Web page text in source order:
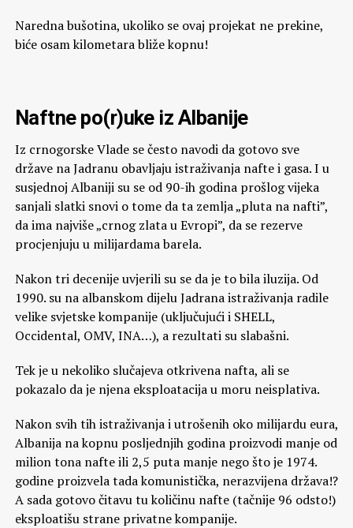
Naredna bušotina, ukoliko se ovaj projekat ne prekine,
biće osam kilometara bliže kopnu!
Naftne po(r)uke iz Albanije
Iz crnogorske Vlade se često navodi da gotovo sve
države na Jadranu obavljaju istraživanja nafte i gasa. I u
susjednoj Albaniji su se od 90-ih godina prošlog vijeka
sanjali slatki snovi o tome da ta zemlja „pluta na nafti”,
da ima najviše „crnog zlata u Evropi”, da se rezerve
procjenjuju u milijardama barela.
Nakon tri decenije uvjerili su se da je to bila iluzija. Od
1990. su na albanskom dijelu Jadrana istraživanja radile
velike svjetske kompanije (uključujući i SHELL,
Occidental, OMV, INA…), a rezultati su slabašni.
Tek je u nekoliko slučajeva otkrivena nafta, ali se
pokazalo da je njena eksploatacija u moru neisplativa.
Nakon svih tih istraživanja i utrošenih oko milijardu eura,
Albanija na kopnu posljednjih godina proizvodi manje od
milion tona nafte ili 2,5 puta manje nego što je 1974.
godine proizvela tada komunistička, nerazvijena država!?
A sada gotovo čitavu tu količinu nafte (tačnije 96 odsto!)
eksploatišu strane privatne kompanije.